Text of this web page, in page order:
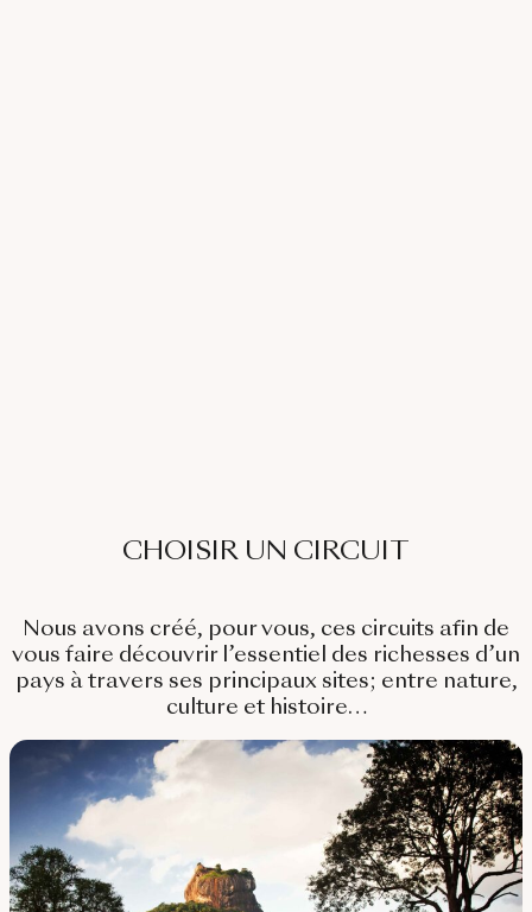
CHOISIR UN CIRCUIT
Nous avons créé, pour vous, ces circuits afin de
vous faire découvrir l’essentiel des richesses d’un
pays à travers ses principaux sites; entre nature,
culture et histoire…